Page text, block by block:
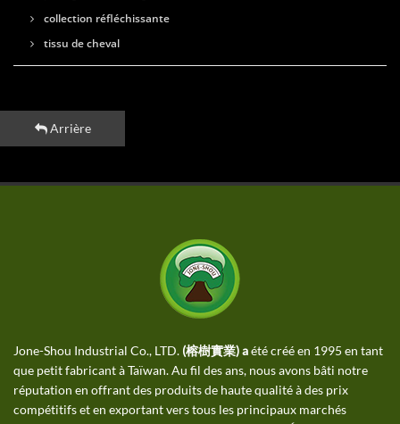
collection réfléchissante
tissu de cheval
Arrière
Jone-Shou Industrial Co., LTD. (榕樹實業) aété créé en 1995 en tant
que petit fabricant à Taïwan. Au fil des ans, nous avons bâti notre
réputation en offrant des produits de haute qualité à des prix
compétitifs et en exportant vers tous les principaux marchés